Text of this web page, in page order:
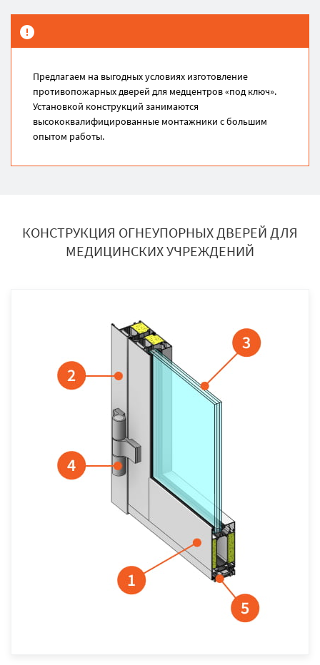
Предлагаем на выгодных условиях изготовление
противопожарных дверей для медцентров «под ключ».
Установкой конструкций занимаются
высококвалифицированные монтажники с большим
опытом работы.
КОНСТРУКЦИЯ ОГНЕУПОРНЫХ ДВЕРЕЙ ДЛЯ
МЕДИЦИНСКИХ УЧРЕЖДЕНИЙ